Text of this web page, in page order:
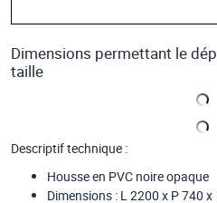
Dimensions permettant le
taille
Descriptif technique :
Housse en PVC noire opaque
Dimensions : L 2200 x P 740